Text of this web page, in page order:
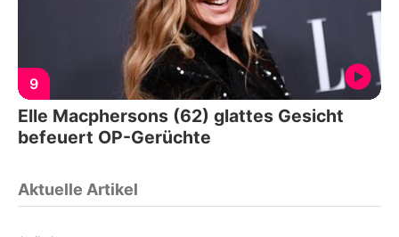
9
Elle Macphersons (62) glattes Gesicht
befeuert OP-Gerüchte
Aktuelle Artikel